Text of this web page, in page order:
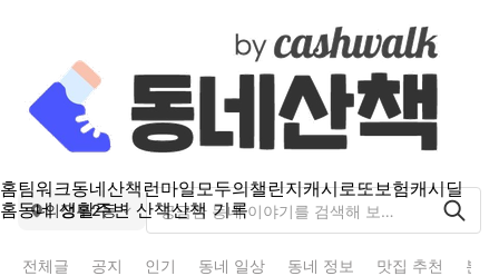
홈팀워크동네산책 런마일모두의챌린지캐시로또보험캐시딜
홈동네 생활주변 산책산책 기록
의정부2동
전체글 공지 인기 동네 일상 동네 정보 맛집 추천 분